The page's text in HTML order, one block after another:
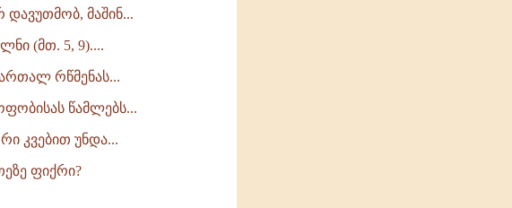
დავუთმობ, მაშინ...
(მთ. 5, 9)....
რწმენას...
წამლებს...
კვებით უნდა...
ფიქრი?